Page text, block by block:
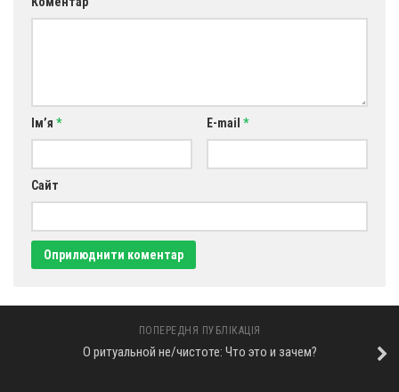
Ім’я * E-mail *
Сайт
ПОПЕРЕДНЯ ПУБЛІКАЦІЯ
О ритуальной не/чистоте: Что это и зачем?